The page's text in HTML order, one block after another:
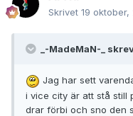
Skrivet 19 oktober,
_-MadeMaN-_
Jag har sett
i vice city är att stå still
drar förbi och sno den